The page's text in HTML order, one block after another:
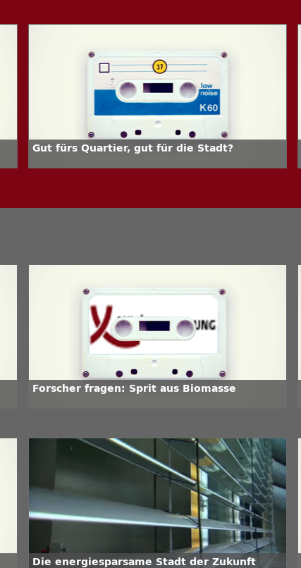
Gut fürs Quartier, gut für die Stadt?
Forscher fragen: Sprit aus Biomasse
Die energiesparsame Stadt der Zukunft